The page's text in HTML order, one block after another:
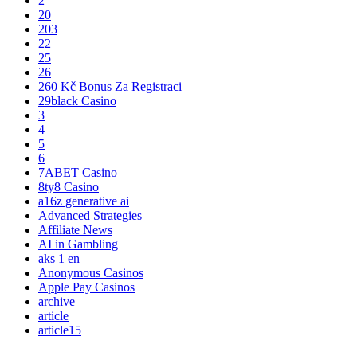
20
203
22
25
26
260 Kč Bonus Za Registraci
29black Casino
3
4
5
6
7ABET Casino
8ty8 Casino
a16z generative ai
Advanced Strategies
Affiliate News
AI in Gambling
aks 1 en
Anonymous Casinos
Apple Pay Casinos
archive
article
article15